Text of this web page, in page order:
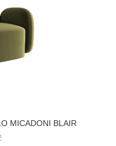
MICADONI BLAIR